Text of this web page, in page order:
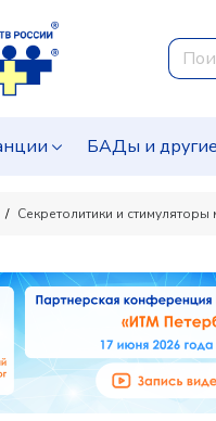
БАДы и
Секретолитики и